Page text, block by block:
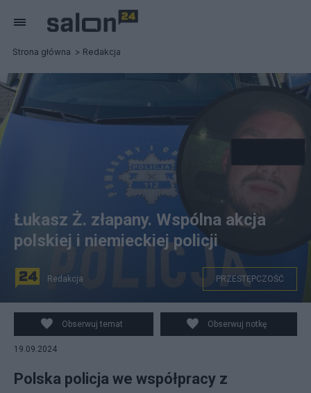
Strona główna Redakcja
Łukasz Ż. złapany przez policję. Fot. PAP/Jakub
Kaczmarczyk/Facebook/Canva
Łukasz Ż. złapany. Wspólna akcja
polskiej i niemieckiej policji
Redakcja PRZESTĘPCZOŚĆ
Obserwuj temat Obserwuj notkę
19.09.2024
Polska policja we współpracy z